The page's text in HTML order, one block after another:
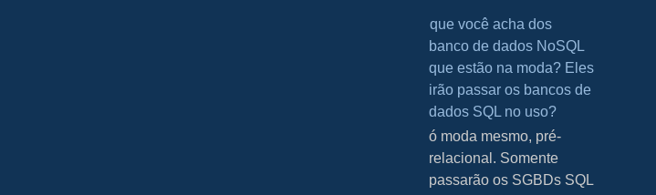
O que você acha dos
banco de dados NoSQL
que estão na moda? Eles
irão passar os bancos de
dados SQL no uso?
S ó moda mesmo, pré-
relacional. Somente
passarão os SGBDs SQL